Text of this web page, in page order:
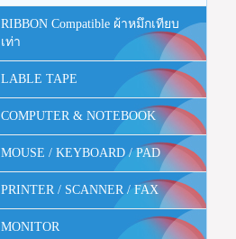
RIBBON Compatible ผ้าหมึกเทียบ
เท่า
LABLE TAPE
COMPUTER & NOTEBOOK
MOUSE / KEYBOARD / PAD
PRINTER / SCANNER / FAX
MONITOR